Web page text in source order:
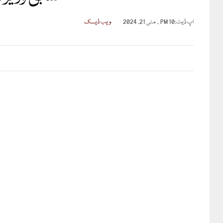
اپ ڈیٹ:10 PM , مئی 21, 2024 ویب ڈیسک